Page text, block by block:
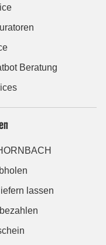
Beratung
lassen